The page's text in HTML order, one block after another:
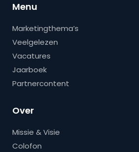
Menu
Marketingthema’s
Veelgelezen
Vacatures
Jaarboek
Partnercontent
Over
Missie & Visie
Colofon